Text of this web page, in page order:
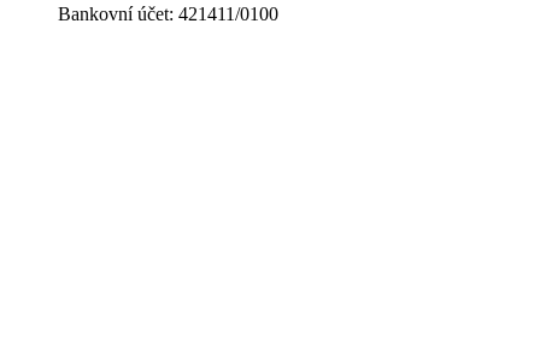
Bankovní účet: 421411/0100